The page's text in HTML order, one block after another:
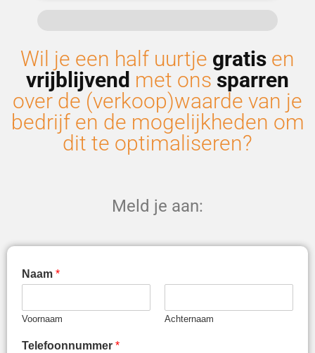
Wil je een half uurtje gratis en
vrijblijvend met ons sparren
over de (verkoop)waarde van je
bedrijf en de mogelijkheden om
dit te optimaliseren?
Meld je aan:
Naam *
Voornaam Achternaam
Telefoonnummer *